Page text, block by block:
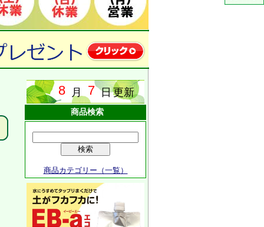
商品検索
商品カテゴリー（一覧）